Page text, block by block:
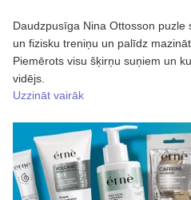
Daudzpusīga Nina Ottosson
un fizisku treniņu un palīdz
Piemērots visu šķirņu suņiem un
vidējs.
Uzzināt vairāk